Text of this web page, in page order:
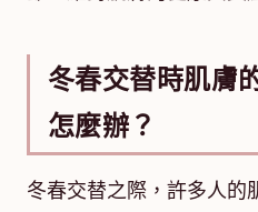
冬春交替時肌膚
怎麼辦？
冬春交替之際，許多人的